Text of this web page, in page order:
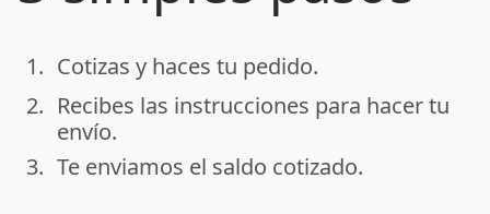
done
1. Cotizas y haces tu pedido.
done
2. Recibes las instrucciones para hacer tu
envío.
done
3. Te enviamos el saldo cotizado.